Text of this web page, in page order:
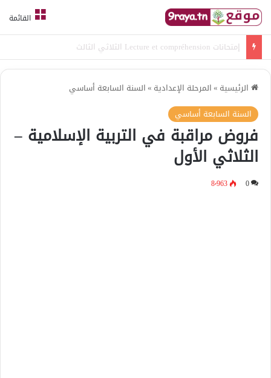
القائمة
امتحانات قواعد لغة الثلاثي الثالث
الرئيسية »المرحلة الإعدادية »السنة السابعة أساسي
السنة السابعة أساسي
فروض مراقبة في التربية الإسلامية –
الثلاثي الأول
0 8٬963